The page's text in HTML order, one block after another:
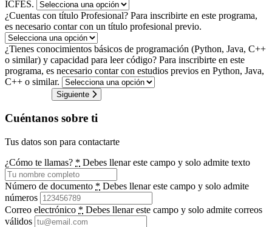
ICFES.
¿Cuentas con título Profesional? Para inscribirte en este programa,
es necesario contar con un título profesional previo.
¿Tienes conocimientos básicos de programación (Python, Java, C++
o similar) y capacidad para leer código? Para inscribirte en este
programa, es necesario contar con estudios previos en Python, Java,
C++ o similar.
Siguiente
Cuéntanos sobre ti
Tus datos son para contactarte
¿Cómo te llamas? * Debes llenar este campo y solo admite texto
Número de documento * Debes llenar este campo y solo admite
números
Correo electrónico * Debes llenar este campo y solo admite correos
válidos